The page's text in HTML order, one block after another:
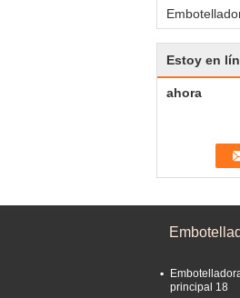
Estoy en
ahora
principal 18